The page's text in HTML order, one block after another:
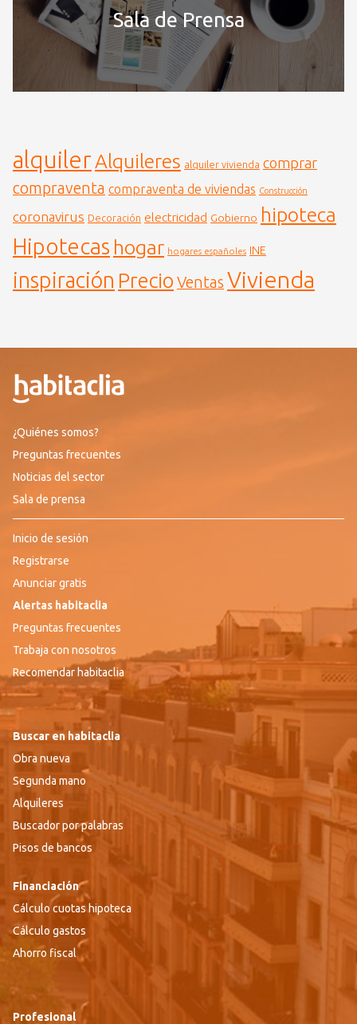
Sala de Prensa
alquilerAlquileres alquiler vivienda comprar
compraventa compraventa de viviendas Construcción
coronavirus Decoración electricidad Gobierno hipoteca
Hipotecas hogar hogares españoles INE
inspiración Precio Ventas Vivienda
¿Quiénes somos?
Preguntas frecuentes
Noticias del sector
Sala de prensa
Inicio de sesión
Registrarse
Anunciar gratis
Alertas habitaclia
Preguntas frecuentes
Trabaja con nosotros
Recomendar habitaclia
Buscar en habitaclia
Obra nueva
Segunda mano
Alquileres
Buscador por palabras
Pisos de bancos
Financiación
Cálculo cuotas hipoteca
Cálculo gastos
Ahorro fiscal
Profesional